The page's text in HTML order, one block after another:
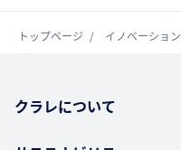
トップページ イノベーション
クラレについて